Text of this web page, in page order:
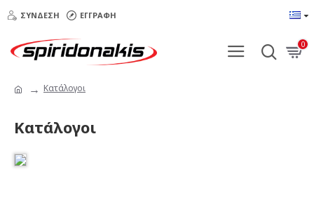
ΣΎΝΔΕΣΗ ΕΓΓΡΑΦΉ
0
Κατάλογοι
Κατάλογοι